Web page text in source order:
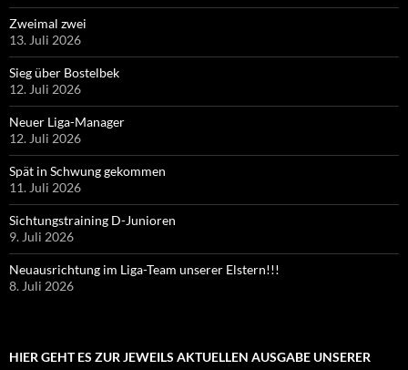
Zweimal zwei
13. Juli 2026
Sieg über Bostelbek
12. Juli 2026
Neuer Liga-Manager
12. Juli 2026
Spät in Schwung gekommen
11. Juli 2026
Sichtungstraining D-Junioren
9. Juli 2026
Neuausrichtung im Liga-Team unserer Elstern!!!
8. Juli 2026
HIER GEHT ES ZUR JEWEILS AKTUELLEN AUSGABE UNSERER